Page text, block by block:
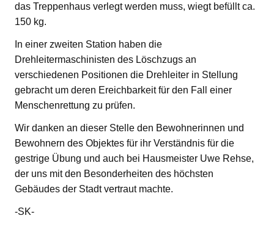
das Treppenhaus verlegt werden muss, wiegt befüllt ca.
150 kg.
In einer zweiten Station haben die
Drehleitermaschinisten des Löschzugs an
verschiedenen Positionen die Drehleiter in Stellung
gebracht um deren Ereichbarkeit für den Fall einer
Menschenrettung zu prüfen.
Wir danken an dieser Stelle den Bewohnerinnen und
Bewohnern des Objektes für ihr Verständnis für die
gestrige Übung und auch bei Hausmeister Uwe Rehse,
der uns mit den Besonderheiten des höchsten
Gebäudes der Stadt vertraut machte.
-SK-